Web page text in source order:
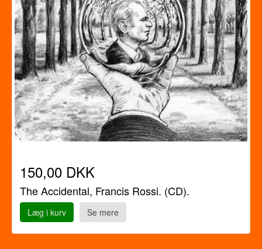
150,00 DKK
The Accidental, Francis Rossi. (CD).
Læg i kurv Se mere